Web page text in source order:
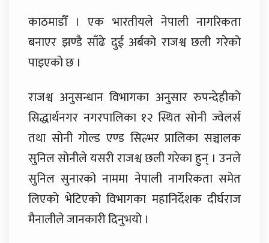
काठमाडौँ । एक भारतीयले नेपाली नागरिकता
बनाएर झण्डै साँढे दुई अर्बको राजश्व छली गरेको
पाइएको छ ।
राजश्व अनुसन्धान विभागका अनुसार रुपन्देहीको
सिद्धार्थनगर नगरपालिका १२ स्थित सोनी ज्वेलर्स
तथा सोनी गोल्ड एण्ड सिल्भर प्रालिका सञ्चालक
सुनिल सोनीले यसरी राजश्व छली गरेका हुन् । उनले
सुनिल सुनारको नाममा नेपाली नागरिकता समेत
लिएको भेटिएको विभागका महानिर्देशक दीर्घराज
मैनालीले जानकारी दिनुभयो ।